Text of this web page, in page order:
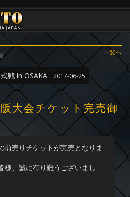
一覧へ
戦 in OSAKA 2017-06-25
大会チケット完売御
前売りチケットが完売となりま
様、誠に有り難うございまし